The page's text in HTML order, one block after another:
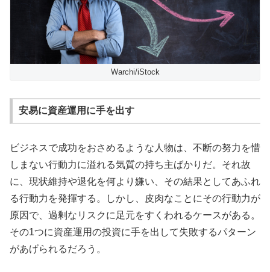
Warchi/iStock
安易に資産運用に手を出す
ビジネスで成功をおさめるような人物は、不断の努力を惜
しまない行動力に溢れる気質の持ち主ばかりだ。それ故
に、現状維持や退化を何より嫌い、その結果としてあふれ
る行動力を発揮する。しかし、皮肉なことにその行動力が
原因で、過剰なリスクに足元をすくわれるケースがある。
その1つに資産運用の投資に手を出して失敗するパターン
があげられるだろう。